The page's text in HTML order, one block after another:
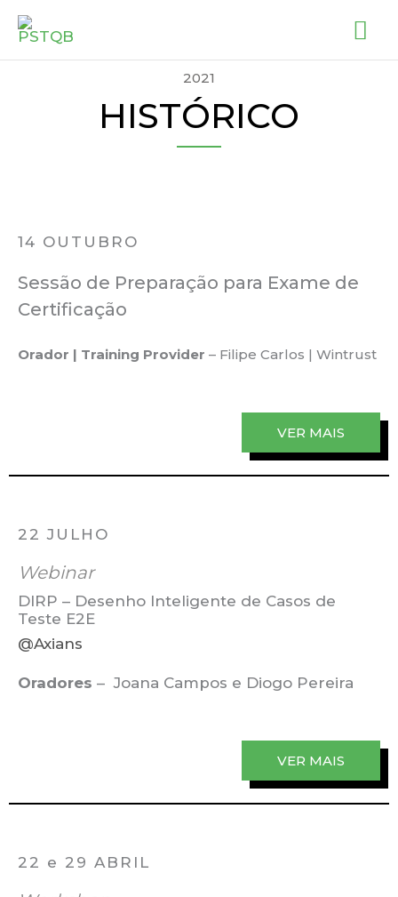
Skip
content
2021
HISTÓRICO
14 OUTUBRO
Sessão de Preparação para Exame de
Certificação
Orador | Training Provider – Filipe Carlos | Wintrust
VER MAIS
22 JULHO
Webinar
DIRP – Desenho Inteligente de Casos de
Teste E2E
@Axians
Oradores – Joana Campos e Diogo Pereira
VER MAIS
22 e 29 ABRIL